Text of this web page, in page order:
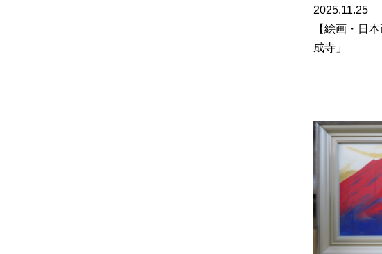
2025.11.25
【絵画・日
成寺」